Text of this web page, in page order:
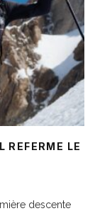
REFERME LE
descente